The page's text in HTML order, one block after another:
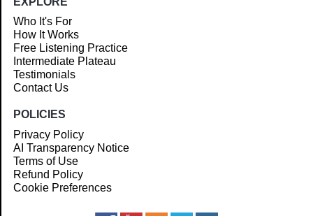
Who It's For
How It Works
Free Listening Practice
Intermediate Plateau
Testimonials
Contact Us
POLICIES
Privacy Policy
AI Transparency Notice
Terms of Use
Refund Policy
Cookie Preferences